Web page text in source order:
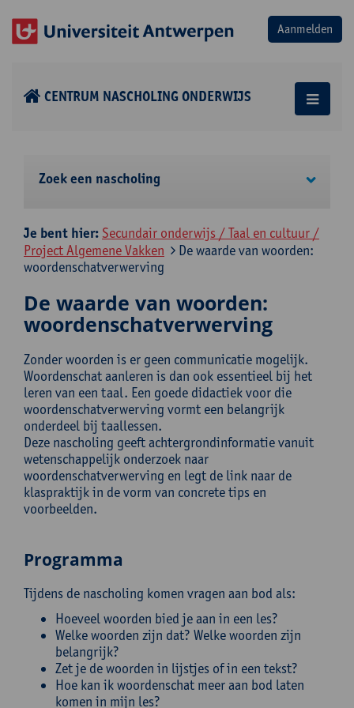
CENTRUM NASCHOLING ONDERWIJS
Zoek een nascholing
Je bent hier: Secundair onderwijs / Taal en cultuur /
Project Algemene Vakken
De waarde van woorden:
woordenschatverwerving
De waarde van woorden:
woordenschatverwerving
Zonder woorden is er geen communicatie mogelijk.
Woordenschat aanleren is dan ook essentieel bij het
leren van een taal. Een goede didactiek voor die
woordenschatverwerving vormt een belangrijk
onderdeel bij taallessen.
Deze nascholing geeft achtergrondinformatie vanuit
wetenschappelijk onderzoek naar
woordenschatverwerving en legt de link naar de
klaspraktijk in de vorm van concrete tips en
voorbeelden.
Programma
Tijdens de nascholing komen vragen aan bod als:
Hoeveel woorden bied je aan in een les?
Welke woorden zijn dat? Welke woorden zijn
belangrijk?
Zet je de woorden in lijstjes of in een tekst?
Hoe kan ik woordenschat meer aan bod laten
komen in mijn les?